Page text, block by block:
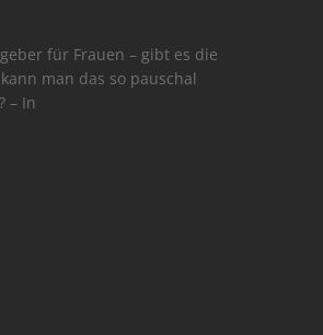
für Frauen – gibt es die
man das so pauschal
– In